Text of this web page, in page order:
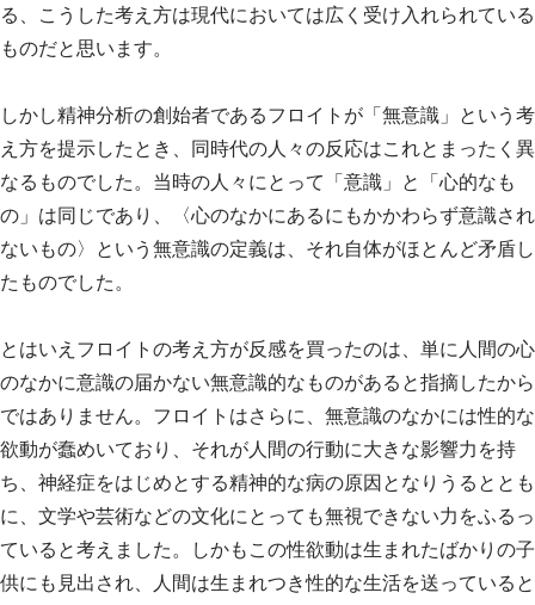
る、こうした考え方は現代においては広く受け入れられている
ものだと思います。
しかし精神分析の創始者であるフロイトが「無意識」という考
え方を提示したとき、同時代の人々の反応はこれとまったく異
なるものでした。当時の人々にとって「意識」と「心的なも
の」は同じであり、〈心のなかにあるにもかかわらず意識され
ないもの〉という無意識の定義は、それ自体がほとんど矛盾し
たものでした。
とはいえフロイトの考え方が反感を買ったのは、単に人間の心
のなかに意識の届かない無意識的なものがあると指摘したから
ではありません。フロイトはさらに、無意識のなかには性的な
欲動が蠢めいており、それが人間の行動に大きな影響力を持
ち、神経症をはじめとする精神的な病の原因となりうるととも
に、文学や芸術などの文化にとっても無視できない力をふるっ
ていると考えました。しかもこの性欲動は生まれたばかりの子
供にも見出され、人間は生まれつき性的な生活を送っていると